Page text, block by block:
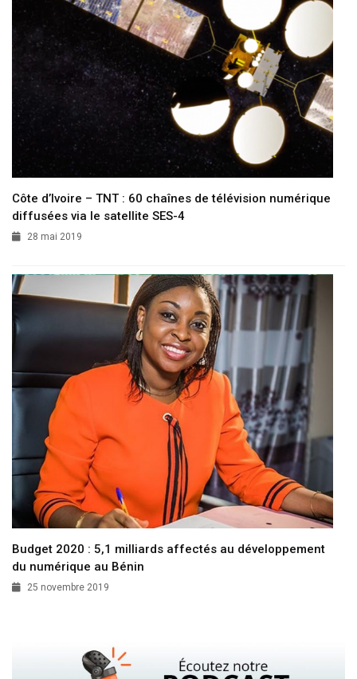
Côte d’Ivoire – TNT : 60 chaînes de télévision numérique
diffusées via le satellite SES-4
28 mai 2019
Budget 2020 : 5,1 milliards affectés au développement
du numérique au Bénin
25 novembre 2019